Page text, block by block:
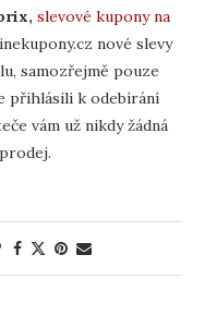
slevové kupony na
nové slevy
samozřejmě pouze
přihlásili k odebírání
vám už nikdy žádná